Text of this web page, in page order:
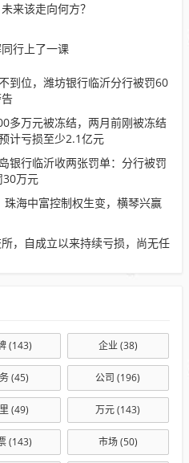
来该走向何方？
行上了一课
到位，潍坊银行临沂分行被罚60
多万元被冻结，两月前刚被冻结
计亏损至少2.1亿元
银行临沂收两张罚单：分行被罚
30万元
珠海中富控制权生变，横琴兴赢
，自成立以来持续亏损，尚无任
(143) 企业(38)
(45) 公司 (196)
(49) 万元(143)
(143) 市场(50)